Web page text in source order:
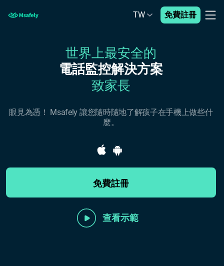
TW 免費註冊
世界上最安全的
電話監控解決方案
致家長
眼見為憑！ Msafely 讓您隨時隨地了解孩子在手機上做些什
麼。
免費註冊
查看示範